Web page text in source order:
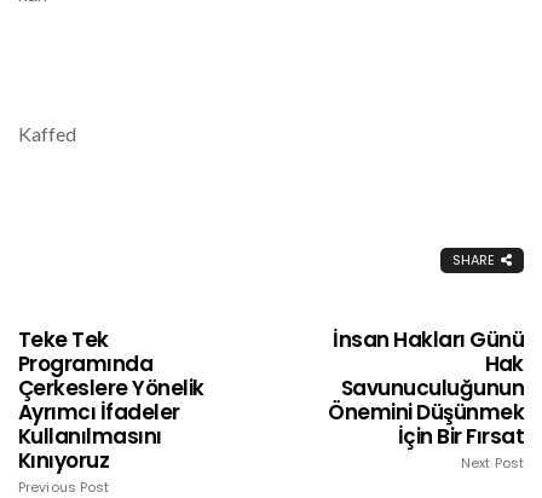
Kaffed
SHARE
Teke Tek
Programında
Çerkeslere Yönelik
Ayrımcı İfadeler
Kullanılmasını
Kınıyoruz
Previous Post
İnsan Hakları Günü
Hak
Savunuculuğunun
Önemini Düşünmek
İçin Bir Fırsat
Next Post